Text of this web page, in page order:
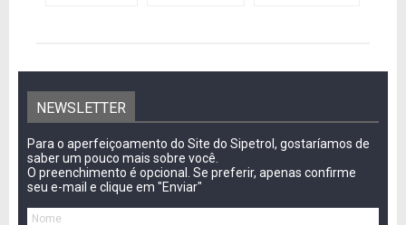
NEWSLETTER
Para o aperfeiçoamento do Site do Sipetrol, gostaríamos de
saber um pouco mais sobre você.
O preenchimento é opcional. Se preferir, apenas confirme
seu e-mail e clique em "Enviar"